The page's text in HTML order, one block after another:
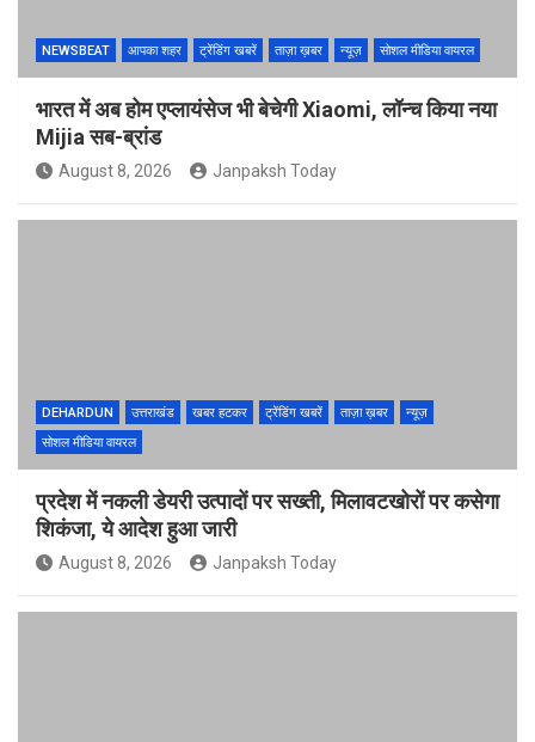
NEWSBEAT आपका शहर ट्रेंडिंग खबरें ताज़ा ख़बर न्यूज़ सोशल मीडिया वायरल
भारत में अब होम एप्लायंसेज भी बेचेगी Xiaomi, लॉन्च किया नया
Mijia सब-ब्रांड
August 8, 2026 Janpaksh Today
DEHARDUN उत्तराखंड खबर हटकर ट्रेंडिंग खबरें ताज़ा ख़बर
न्यूज़
सोशल मीडिया वायरल
प्रदेश में नकली डेयरी उत्पादों पर सख्ती, मिलावटखोरों पर कसेगा
शिकंजा, ये आदेश हुआ जारी
August 8, 2026 Janpaksh Today